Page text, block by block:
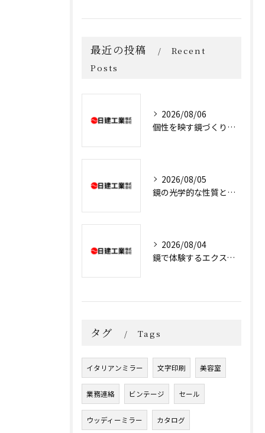
最近の投稿
Recent
Posts
2026/08/06
個性を映す鏡づくりの販売戦略とは
2026/08/05
鏡の光学的な性質と光の進み方を誰でもわかる解説
2026/08/04
鏡で体験するエクスペリエンスをスピリチュアルと芸術・科学から読み解く
タグ Tags
イタリアンミラー 文字印刷 美容室
業務連絡 ビンテージ セール
ウッディーミラー カタログ